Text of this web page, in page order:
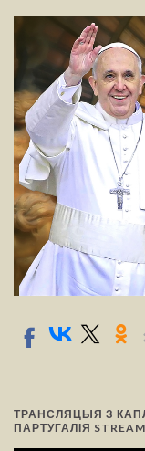
ТРАНСЛЯЦЫЯ З
ПАРТУГАЛІЯ